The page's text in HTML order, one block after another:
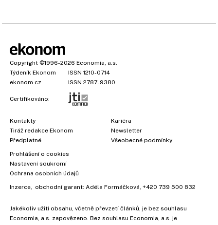
Copyright ©1996-2026 Economia, a.s.
Týdeník Ekonom
ISSN 1210-0714
ekonom.cz
ISSN 2787-9380
Certifikováno:
Kontakty
Tiráž redakce Ekonom
Předplatné
Kariéra
Newsletter
Všeobecné podmínky
Prohlášení o cookies
Nastavení soukromí
Ochrana osobních údajů
Inzerce, obchodní garant: Adéla Formáčková, +420 739 500 832
Jakékoliv užití obsahu, včetně převzetí článků, je bez souhlasu
Economia, a.s. zapovězeno. Bez souhlasu Economia, a.s. je